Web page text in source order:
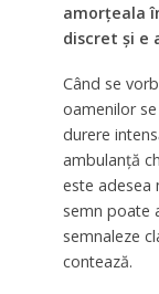
amorțeala
discret și e
Când se
oamenilor
durere
ambulanță
este adesea
semn poate
semnaleze
contează.